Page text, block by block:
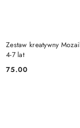
Zestaw kreatywny
4-7 lat
Cena:
75.00